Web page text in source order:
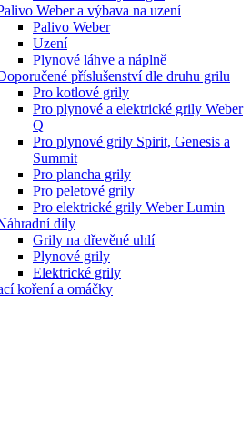
Weber a výbava na uzení
Palivo Weber
Uzení
Plynové láhve a náplně
příslušenství dle druhu grilu
Pro kotlové grily
Pro plynové a elektrické grily Weber
Q
Pro plynové grily Spirit, Genesis a
Summit
Pro plancha grily
Pro peletové grily
Pro elektrické grily Weber Lumin
díly
Grily na dřevěné uhlí
Plynové grily
Elektrické grily
koření a omáčky